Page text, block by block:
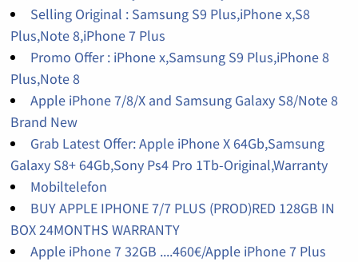
Selling Original : Samsung S9 Plus,iPhone x,S8
Plus,Note 8,iPhone 7 Plus
Promo Offer : iPhone x,Samsung S9 Plus,iPhone 8
Plus,Note 8
Apple iPhone 7/8/X and Samsung Galaxy S8/Note 8
Brand New
Grab Latest Offer: Apple iPhone X 64Gb,Samsung
Galaxy S8+ 64Gb,Sony Ps4 Pro 1Tb-Original,Warranty
Mobiltelefon
BUY APPLE IPHONE 7/7 PLUS (PROD)RED 128GB IN
BOX 24MONTHS WARRANTY
Apple iPhone 7 32GB ....460€/Apple iPhone 7 Plus